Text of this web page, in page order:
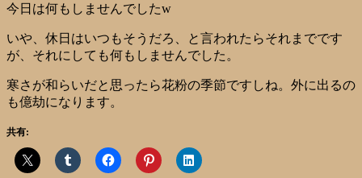
今日は何もしませんでしたw
いや、休日はいつもそうだろ、と言われたらそれまでです
が、それにしても何もしませんでした。
寒さが和らいだと思ったら花粉の季節ですしね。外に出るの
も億劫になります。
共有: